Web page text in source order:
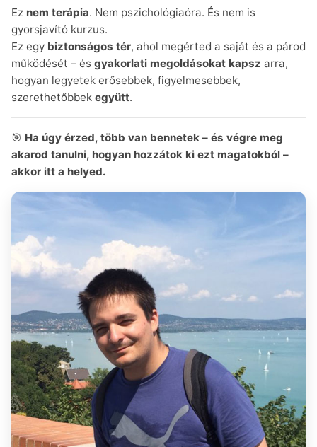
Ez nem terápia. Nem pszichológiaóra. És nem is
gyorsjavító kurzus.
Ez egy biztonságos tér, ahol megérted a saját és a párod
működését – és gyakorlati megoldásokat kapsz arra,
hogyan legyetek erősebbek, figyelmesebbek,
szerethetőbbek együtt.
🎯 Ha úgy érzed, több van bennetek – és végre meg
akarod tanulni, hogyan hozzátok ki ezt magatokból –
akkor itt a helyed.